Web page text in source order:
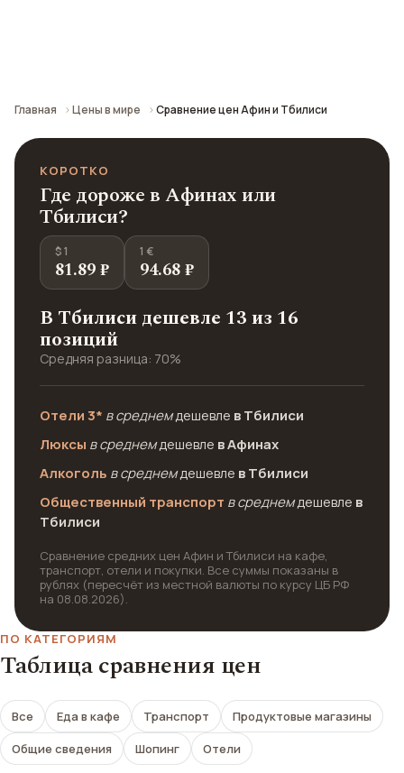
Главная Цены в мире Сравнение цен Афин и Тбилиси
КОРОТКО
Где дороже в Афинах или
Тбилиси?
$ 1
81.89 ₽
1 €
94.68 ₽
В Тбилиси дешевле 13 из 16
позиций
Средняя разница: 70%
Отели 3* в среднемдешевле в Тбилиси
Люксы в среднемдешевле в Афинах
Алкоголь в среднемдешевле в Тбилиси
Общественный транспорт в среднемдешевле в
Тбилиси
Сравнение средних цен Афин и Тбилиси на кафе,
транспорт, отели и покупки. Все суммы показаны в
рублях (пересчёт из местной валюты по курсу ЦБ РФ
на 08.08.2026).
ПО КАТЕГОРИЯМ
Таблица сравнения цен
Все Еда в кафе Транспорт
Продуктовые магазины
Общие сведения
Шопинг Отели